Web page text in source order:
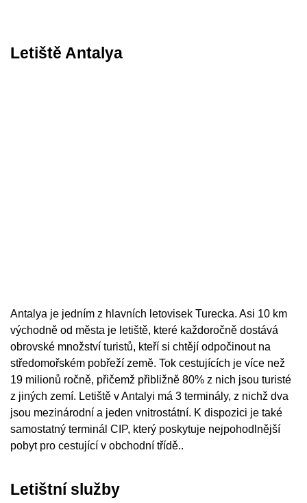
Letiště Antalya
Antalya je jedním z hlavních letovisek Turecka. Asi 10 km
východně od města je letiště, které každoročně dostává
obrovské množství turistů, kteří si chtějí odpočinout na
středomořském pobřeží země. Tok cestujících je více než
19 milionů ročně, přičemž přibližně 80% z nich jsou turisté
z jiných zemí. Letiště v Antalyi má 3 terminály, z nichž dva
jsou mezinárodní a jeden vnitrostátní. K dispozici je také
samostatný terminál CIP, který poskytuje nejpohodlnější
pobyt pro cestující v obchodní třídě..
Letištní služby